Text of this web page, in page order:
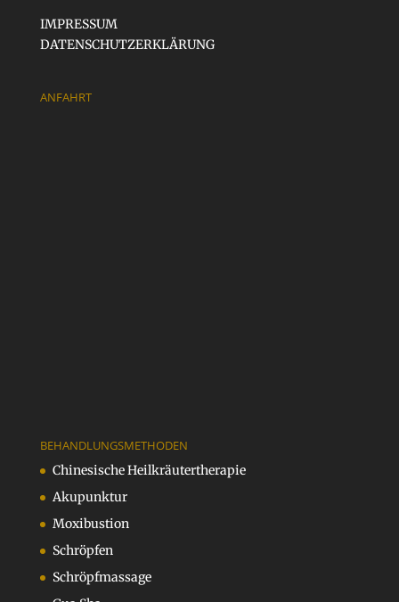
IMPRESSUM
DATENSCHUTZERKLÄRUNG
ANFAHRT
BEHANDLUNGSMETHODEN
Chinesische Heilkräutertherapie
Akupunktur
Moxibustion
Schröpfen
Schröpfmassage